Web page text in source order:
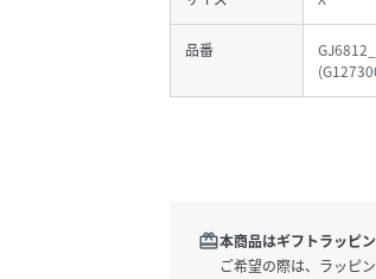
品番
(
redeem本商品はギフトラッピ
ご希望の際は、ラッピ